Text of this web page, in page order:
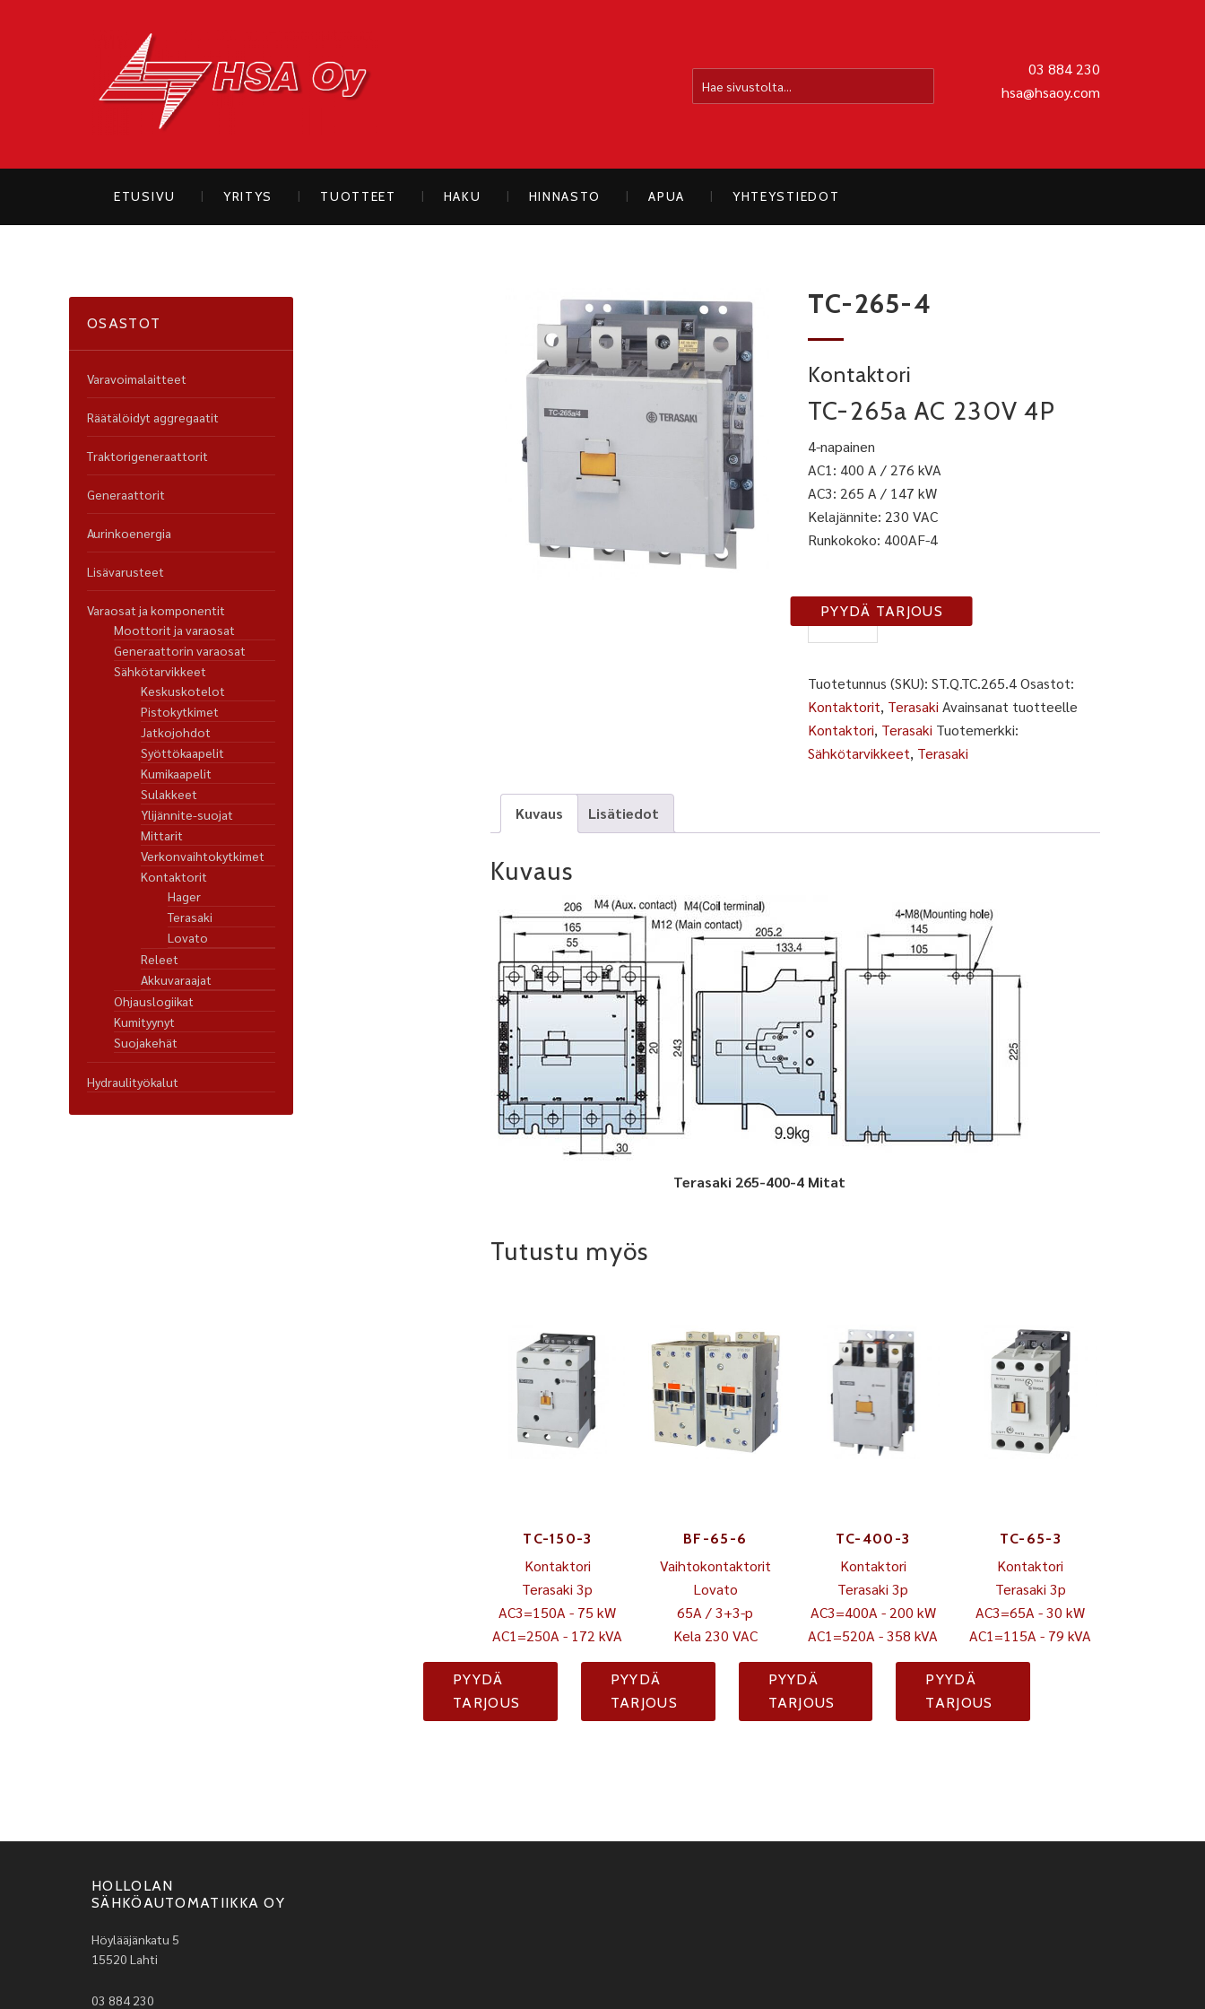
03 884 230
hsa@hsaoy.com
ETUSIVU YRITYS TUOTTEET HAKU HINNASTO APUA YHTEYSTIEDOT
TC-265-4
Kontaktori
TC-265a AC 230V 4P
4-napainen
AC1: 400 A / 276 kVA
AC3: 265 A / 147 kW
Kelajännite: 230 VAC
Runkokoko: 400AF-4
TC-
265-
määrä
PYYDÄ TARJOUS
Tuotetunnus (SKU): ST.Q.TC.265.4 Osastot:
Kontaktorit, Terasaki Avainsanat tuotteelle
Kontaktori, Terasaki Tuotemerkki:
Sähkötarvikkeet, Terasaki
Kuvaus Lisätiedot
Kuvaus
Terasaki 265-400-4 Mitat
Tutustu myös
TC-150-3
Kontaktori
Terasaki 3p
AC3=150A - 75 kW
AC1=250A - 172 kVA
PYYDÄ
TARJOUS
BF-65-6
Vaihtokontaktorit
Lovato
65A / 3+3-p
Kela 230 VAC
PYYDÄ
TARJOUS
TC-400-3
Kontaktori
Terasaki 3p
AC3=400A - 200 kW
AC1=520A - 358 kVA
PYYDÄ
TARJOUS
TC-65-3
Kontaktori
Terasaki 3p
AC3=65A - 30 kW
AC1=115A - 79 kVA
PYYDÄ
TARJOUS
OSASTOT
Varavoimalaitteet
Räätälöidyt aggregaatit
Traktorigeneraattorit
Generaattorit
Aurinkoenergia
Lisävarusteet
Varaosat ja komponentit
Moottorit ja varaosat
Generaattorin varaosat
Sähkötarvikkeet
Keskuskotelot
Pistokytkimet
Jatkojohdot
Syöttökaapelit
Kumikaapelit
Sulakkeet
Ylijännite-suojat
Mittarit
Verkonvaihtokytkimet
Kontaktorit
Hager
Terasaki
Lovato
Releet
Akkuvaraajat
Ohjauslogiikat
Kumityynyt
Suojakehät
Hydraulityökalut
HOLLOLAN
SÄHKÖAUTOMATIIKKA OY
Höylääjänkatu 5
15520 Lahti
03 884 230